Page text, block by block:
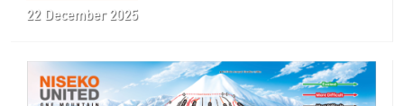
22 December 2025